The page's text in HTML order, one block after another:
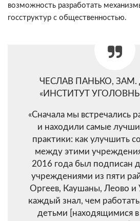
возможность разработать
госструктур с общественностью.
ЧЕСЛАВ ПАНЬКО, ЗАМ.
«ИНСТИТУТ
«Сначала мы встречались
и находили самые
практики: как улучшить
между этими
2016 года был подписан
учреждениями из пяти
Оргеев, Каушаны, Леово и
каждый знал, чем
детьми [находящимися